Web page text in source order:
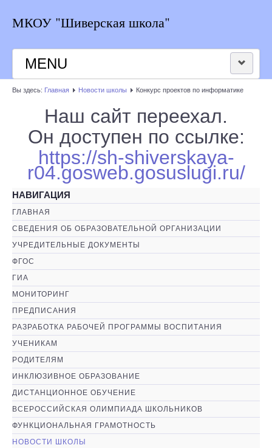
МКОУ "Шиверская школа"
MENU
НОВОСТИ ШКОЛЫ
РАСПИСАНИЕ
КОНТАКТЫ
ВЕРСИЯ ДЛЯ СЛАБОВИДЯЩИХ
Вы здесь: Главная Новости школы Конкурс проектов по информатике
Наш сайт переехал.
Он доступен по ссылке:
https://sh-shiverskaya-
r04.gosweb.gosuslugi.ru/
НАВИГАЦИЯ
ГЛАВНАЯ
СВЕДЕНИЯ ОБ ОБРАЗОВАТЕЛЬНОЙ ОРГАНИЗАЦИИ
УЧРЕДИТЕЛЬНЫЕ ДОКУМЕНТЫ
ФГОС
ГИА
МОНИТОРИНГ
ПРЕДПИСАНИЯ
РАЗРАБОТКА РАБОЧЕЙ ПРОГРАММЫ ВОСПИТАНИЯ
УЧЕНИКАМ
РОДИТЕЛЯМ
ИНКЛЮЗИВНОЕ ОБРАЗОВАНИЕ
ДИСТАНЦИОННОЕ ОБУЧЕНИЕ
ВСЕРОССИЙСКАЯ ОЛИМПИАДА ШКОЛЬНИКОВ
ФУНКЦИОНАЛЬНАЯ ГРАМОТНОСТЬ
НОВОСТИ ШКОЛЫ